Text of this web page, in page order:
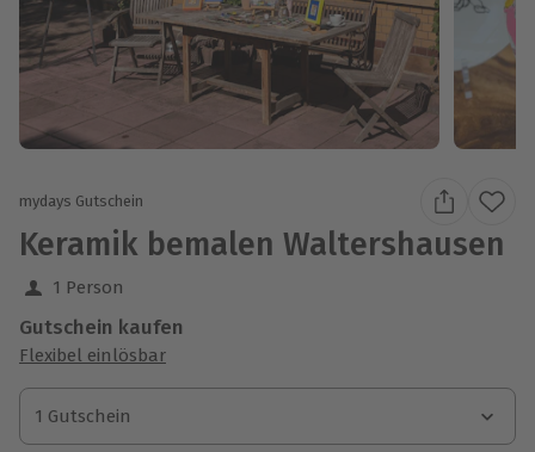
mydays Gutschein
Keramik bemalen Waltershausen
1 Person
Gutschein kaufen
Flexibel einlösbar
1 Gutschein
1 Gutschein
1 Gutschein